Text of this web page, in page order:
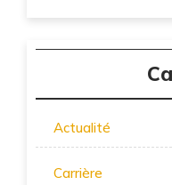
Actualité
Carrière